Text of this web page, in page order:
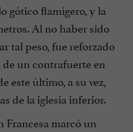
gótico flamígero, y la
Al no haber sido
tal peso, fue reforzado
de un contrafuerte en
este último, a su vez,
de la iglesia inferior.
Francesa marcó un